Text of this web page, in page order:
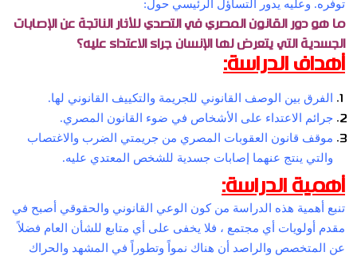
توفره. وعليه يدور التساؤل الرئيسي حول:
ما هو دور القانون المصري في التصدي للأثار الناتجة عن الإصابات
الجسدية التي يتعرض لها الإنسان جراء الاعتداء عليه؟
أهداف الدراسة:
الفرق بين الوصف القانوني للجريمة والتكييف القانوني لها.
جرائم الاعتداء على الأشخاص في ضوء القانون المصري.
موقف قانون العقوبات المصري من جريمتي الضرب والاغتصاب
والتي ينتج عنهما إصابات جسدية للشخص المعتدي عليه.
أهمية الدراسة:
تنبع أهمية هذه الدراسة من كون الوعي القانوني والحقوقي أصبح في
مقدم أولويات أي مجتمع ، فلا يخفى على أي متابع للشأن العام فضلاً
عن المتخصص والراصد أن هناك نمواً وتطوراً في المشهد والحراك